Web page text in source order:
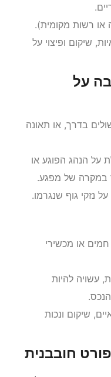
או רשות מקומית).
שיקום ופיצוי על
על
בדרך, או תאונה
על הנהג הפוגע או
במקרה של מפגע.
על נזקי גוף שנגרמו.
או מכשירי
עשויה להיות
שיקום ונכות